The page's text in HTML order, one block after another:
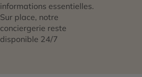
informations essentielles.
Sur place, notre
conciergerie reste
disponible 24/7